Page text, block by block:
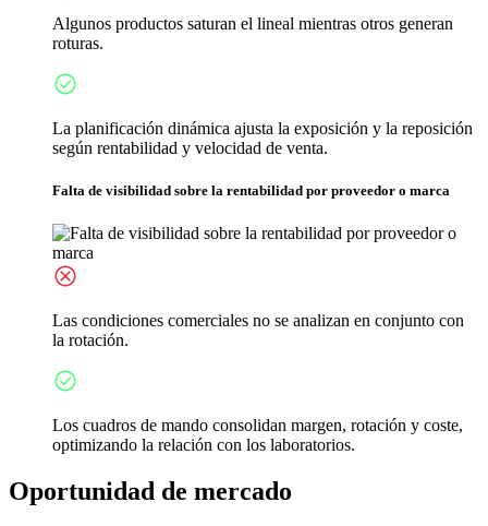
Algunos productos saturan el lineal mientras otros generan
roturas.
La planificación dinámica ajusta la exposición y la reposición
según rentabilidad y velocidad de venta.
Falta de visibilidad sobre la rentabilidad por proveedor o marca
Las condiciones comerciales no se analizan en conjunto con
la rotación.
Los cuadros de mando consolidan margen, rotación y coste,
optimizando la relación con los laboratorios.
Oportunidad de mercado